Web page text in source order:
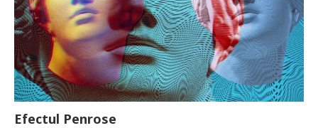
Efectul Penrose